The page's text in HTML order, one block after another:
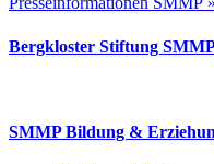
Bergkloster Stiftung
SMMP Bildung &